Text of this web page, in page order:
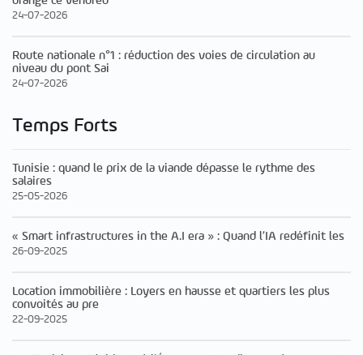
24-07-2026
Route nationale n°1 : réduction des voies de circulation au
niveau du pont Sai
24-07-2026
Temps Forts
Tunisie : quand le prix de la viande dépasse le rythme des
salaires
25-05-2026
« Smart infrastructures in the A.I era » : Quand l’IA redéfinit les
26-09-2025
Location immobilière : Loyers en hausse et quartiers les plus
convoités au pre
22-09-2025